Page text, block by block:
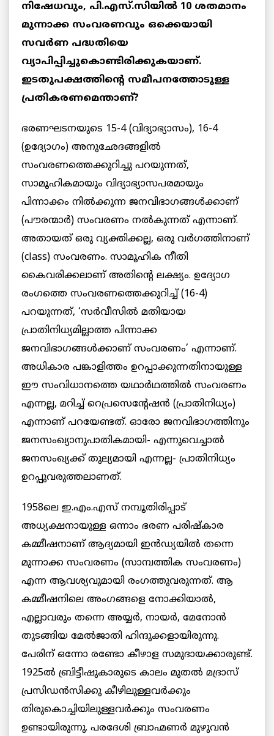
നിഷേധവും, പി.എസ്.സിയില്‍ 10 ശതമാനം
മുന്നാക്ക സംവരണവും ഒക്കെയായി
സവര്‍ണ പദ്ധതിയെ
വ്യാപിപ്പിച്ചുകൊണ്ടിരിക്കുകയാണ്.
ഇടതുപക്ഷത്തിന്റെ സമീപനത്തോടുള്ള
പ്രതികരണമെന്താണ്?
ഭരണഘടനയുടെ 15-4 (വിദ്യാഭ്യാസം), 16-4
(ഉദ്യോഗം) അനുഛേദങ്ങളില്‍
സംവരണത്തെക്കുറിച്ചു പറയുന്നത്,
സാമൂഹികമായും വിദ്യാഭ്യാസപരമായും
പിന്നാക്കം നില്‍ക്കുന്ന ജനവിഭാഗങ്ങള്‍ക്കാണ്
(പൗരന്മാർ) സംവരണം നല്‍കുന്നത് എന്നാണ്.
അതായത് ഒരു വ്യക്തിക്കല്ല, ഒരു വര്‍ഗത്തിനാണ്
(class) സംവരണം. സാമൂഹിക നീതി
കൈവരിക്കലാണ് അതിന്റെ ലക്ഷ്യം. ഉദ്യോഗ
രംഗത്തെ സംവരണത്തെക്കുറിച്ച് (16-4)
പറയുന്നത്, ‘സര്‍വീസില്‍ മതിയായ
പ്രാതിനിധ്യമില്ലാത്ത പിന്നാക്ക
ജനവിഭാഗങ്ങള്‍ക്കാണ് സംവരണം’ എന്നാണ്.
അധികാര പങ്കാളിത്തം ഉറപ്പാക്കുന്നതിനായുള്ള
ഈ സംവിധാനത്തെ യഥാര്‍ഥത്തില്‍ സംവരണം
എന്നല്ല, മറിച്ച് റെപ്രസെന്റേഷന്‍ (പ്രാതിനിധ്യം)
എന്നാണ് പറയേണ്ടത്. ഓരോ ജനവിഭാഗത്തിനും
ജനസംഖ്യാനുപാതികമായി- എന്നുവെച്ചാല്‍
ജനസംഖ്യക്ക് തുല്യമായി എന്നല്ല- പ്രാതിനിധ്യം
ഉറപ്പുവരുത്തലാണത്.
1958ലെ ഇ.എം.എസ് നമ്പൂതിരിപ്പാട്
അധ്യക്ഷനായുള്ള ഒന്നാം ഭരണ പരിഷ്‌കാര
കമ്മീഷനാണ് ആദ്യമായി ഇൻഡ്യയില്‍ തന്നെ
മുന്നാക്ക സംവരണം (സാമ്പത്തിക സംവരണം)
എന്ന ആവശ്യവുമായി രംഗത്തുവരുന്നത്. ആ
കമ്മീഷനിലെ അംഗങ്ങളെ നോക്കിയാല്‍,
എല്ലാവരും തന്നെ അയ്യര്‍, നായര്‍, മേനോന്‍
തുടങ്ങിയ മേല്‍ജാതി ഹിന്ദുക്കളായിരുന്നു.
പേരിന് ഒന്നോ രണ്ടോ കീഴാള സമുദായക്കാരുണ്ട്.
1925ൽ ബ്രിട്ടീഷുകാരുടെ കാലം മുതല്‍ മദ്രാസ്
പ്രസിഡന്‍സിക്കു കീഴിലുള്ളവര്‍ക്കും
തിരുകൊച്ചിയിലുള്ളവര്‍ക്കും സംവരണം
ഉണ്ടായിരുന്നു. പരദേശി ബ്രാഹ്മണര്‍ മുഴുവന്‍